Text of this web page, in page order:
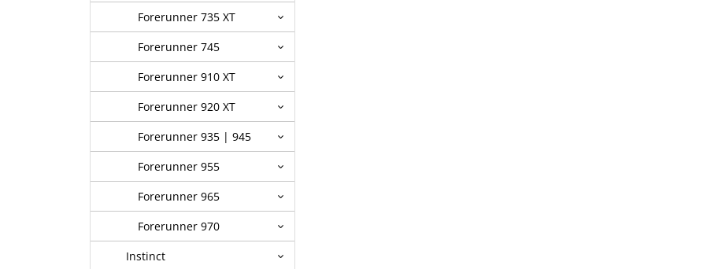
Forerunner 735 XT
Forerunner 745
Forerunner 910 XT
Forerunner 920 XT
Forerunner 935 | 945
Forerunner 955
Forerunner 965
Forerunner 970
Instinct